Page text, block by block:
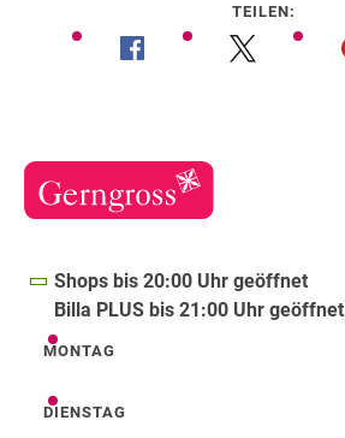
TEILEN:
Shops bis 20:00 Uhr geöffnet
Billa PLUS bis 21:00 Uhr geöffnet
Montag
MONTAG
Dienstag
DIENSTAG